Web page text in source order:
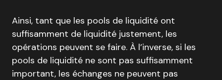
Ainsi, tant que les pools de liquidité ont
suffisamment de liquidité justement, les
opérations peuvent se faire. À l’inverse, si les
pools de liquidité ne sont pas suffisamment
important, les échanges ne peuvent pas